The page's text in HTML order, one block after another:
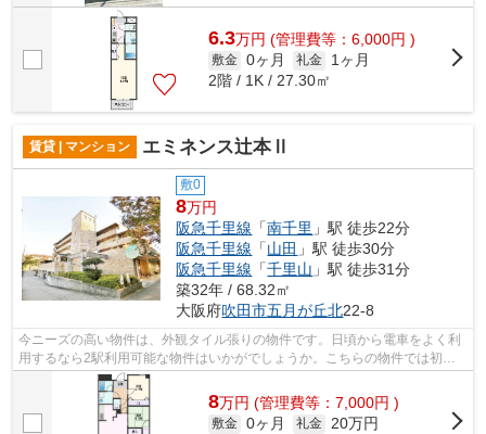
6.3万円 (管理費等：6,000円 )
敷金 0ヶ月 礼金
1ヶ月
2階 / 1K / 27.30㎡
賃貸 | マンション エミネンス辻本Ⅱ
敷0
8万円
阪急千里線 「南千里 」駅 徒歩22分
阪急千里線 「山田 」駅 徒歩30分
阪急千里線 「千里山 」駅 徒歩31分
築32年 / 68.32㎡
大阪府吹田市五月が丘北22-8
今ニーズの高い物件は、外観タイル張りの物件です。日頃から電車をよく利
用するなら2駅利用可能な物件はいかがでしょうか。こちらの物件では初期
費用をカードでお支払いいただけます。...
8万円 (管理費等：7,000円 )
敷金 0ヶ月 礼金
20万円